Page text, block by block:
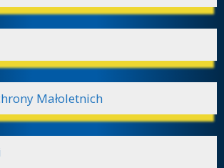
Małoletnich